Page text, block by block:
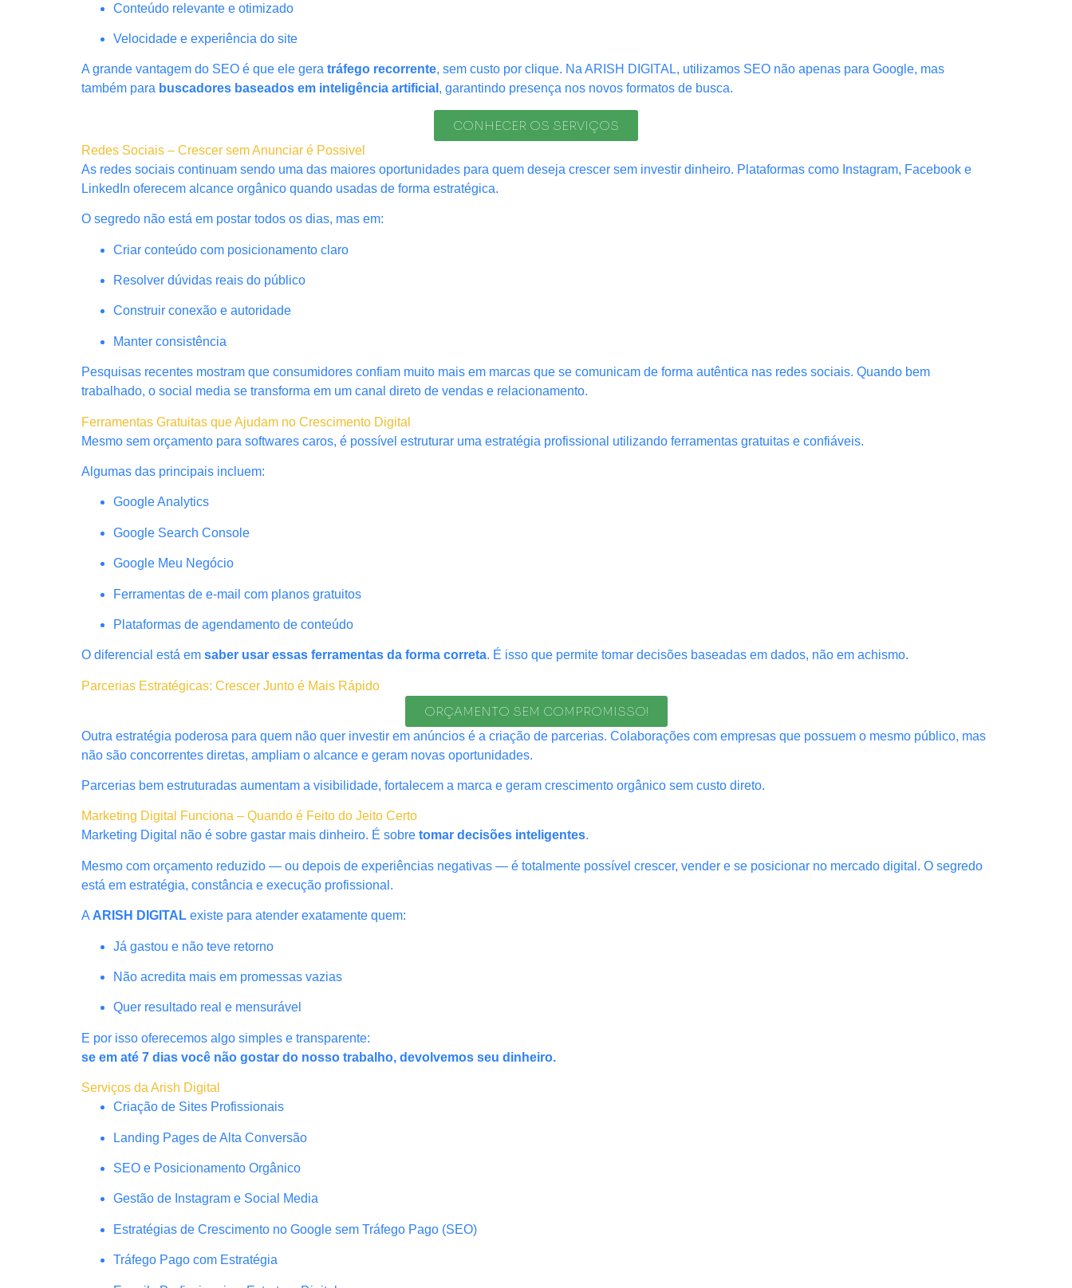
Conteúdo relevante e otimizado
Velocidade e experiência do site
A grande vantagem do SEO é que ele gera tráfego recorrente, sem custo por clique. Na ARISH DIGITAL, utilizamos SEO não apenas para Google, mas
também para buscadores baseados em inteligência artificial , garantindo presença nos novos formatos de busca.
CONHECER OS SERVIÇOS
Redes Sociais – Crescer sem Anunciar é Possivel
As redes sociais continuam sendo uma das maiores oportunidades para quem deseja crescer sem investir dinheiro. Plataformas como Instagram, Facebook e
LinkedIn oferecem alcance orgânico quando usadas de forma estratégica.
O segredo não está em postar todos os dias, mas em:
Criar conteúdo com posicionamento claro
Resolver dúvidas reais do público
Construir conexão e autoridade
Manter consistência
Pesquisas recentes mostram que consumidores confiam muito mais em marcas que se comunicam de forma autêntica nas redes sociais. Quando bem
trabalhado, o social media se transforma em um canal direto de vendas e relacionamento.
Ferramentas Gratuitas que Ajudam no Crescimento Digital
Mesmo sem orçamento para softwares caros, é possível estruturar uma estratégia profissional utilizando ferramentas gratuitas e confiáveis.
Algumas das principais incluem:
Google Analytics
Google Search Console
Google Meu Negócio
Ferramentas de e-mail com planos gratuitos
Plataformas de agendamento de conteúdo
O diferencial está em saber usar essas ferramentas da forma correta. É isso que permite tomar decisões baseadas em dados, não em achismo.
Parcerias Estratégicas: Crescer Junto é Mais Rápido
ORÇAMENTO SEM COMPROMISSO!
Outra estratégia poderosa para quem não quer investir em anúncios é a criação de parcerias. Colaborações com empresas que possuem o mesmo público, mas
não são concorrentes diretas, ampliam o alcance e geram novas oportunidades.
Parcerias bem estruturadas aumentam a visibilidade, fortalecem a marca e geram crescimento orgânico sem custo direto.
Marketing Digital Funciona – Quando é Feito do Jeito Certo
Marketing Digital não é sobre gastar mais dinheiro. É sobre tomar decisões inteligentes.
Mesmo com orçamento reduzido — ou depois de experiências negativas — é totalmente possível crescer, vender e se posicionar no mercado digital. O segredo
está em estratégia, constância e execução profissional.
A ARISH DIGITAL existe para atender exatamente quem:
Já gastou e não teve retorno
Não acredita mais em promessas vazias
Quer resultado real e mensurável
E por isso oferecemos algo simples e transparente:
se em até 7 dias você não gostar do nosso trabalho, devolvemos seu dinheiro.
Serviços da Arish Digital
Criação de Sites Profissionais
Landing Pages de Alta Conversão
SEO e Posicionamento Orgânico
Gestão de Instagram e Social Media
Estratégias de Crescimento no Google sem Tráfego Pago (SEO)
Tráfego Pago com Estratégia